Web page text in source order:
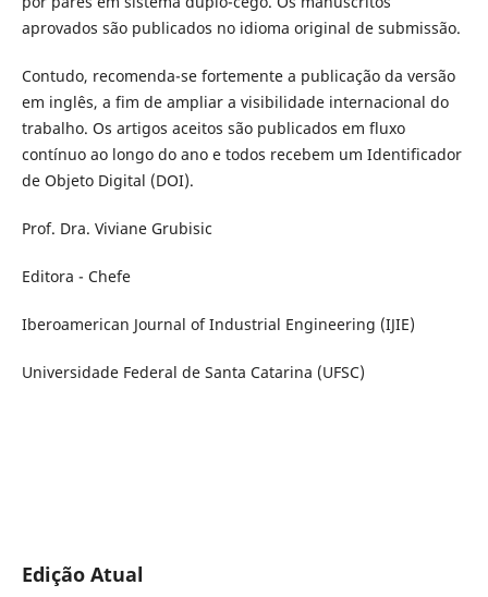
aprovados são publicados no idioma original de submissão.
Contudo, recomenda-se fortemente a publicação da versão
em inglês, a fim de ampliar a visibilidade internacional do
trabalho. Os artigos aceitos são publicados em fluxo
contínuo ao longo do ano e todos recebem um Identificador
de Objeto Digital (DOI).
Prof. Dra. Viviane Grubisic
Editora - Chefe
Iberoamerican Journal of Industrial Engineering (IJIE)
Universidade Federal de Santa Catarina (UFSC)
Edição Atual